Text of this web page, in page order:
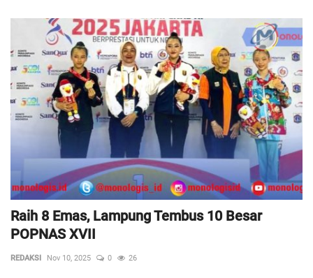
Raih 8 Emas, ‎Lampung Tembus 10 Besar
POPNAS XVII
REDAKSI Nov 10, 2025 0 26